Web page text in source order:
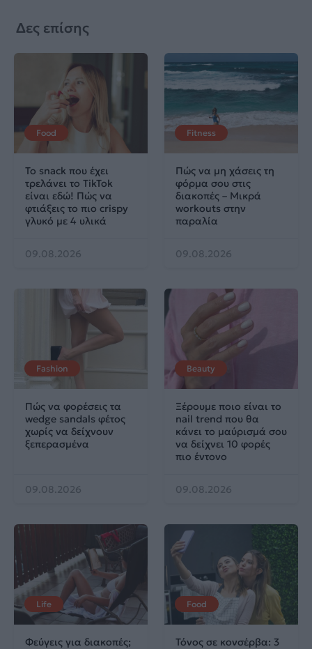
Δες επίσης
Food
Το snack που έχει
τρελάνει το TikTok
είναι εδώ! Πώς να
φτιάξεις το πιο crispy
γλυκό με 4 υλικά
09.08.2026
Fitness
Πώς να μη χάσεις τη
φόρμα σου στις
διακοπές – Μικρά
workouts στην
παραλία
09.08.2026
Fashion
Πώς να φορέσεις τα
wedge sandals φέτος
χωρίς να δείχνουν
ξεπερασμένα
09.08.2026
Beauty
Ξέρουμε ποιο είναι το
nail trend που θα
κάνει το μαύρισμά σου
να δείχνει 10 φορές
πιο έντονο
09.08.2026
Life
Φεύγεις για διακοπές;
Food
Τόνος σε κονσέρβα: 3